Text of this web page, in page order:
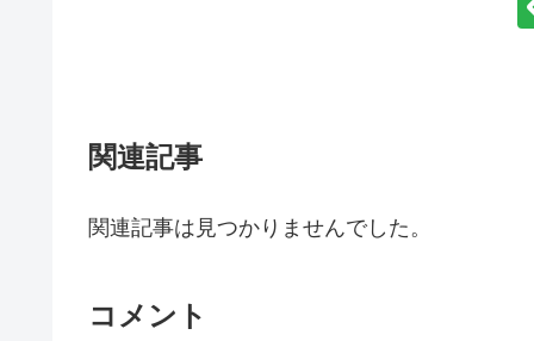
関連記事
関連記事は見つかりませんでした。
コメント